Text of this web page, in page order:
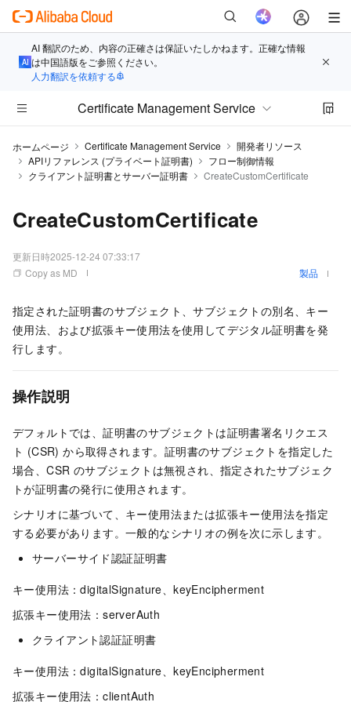
AI 翻訳のため、内容の正確さは保証いたしかねます。正確な情報
は中国語版をご参照ください。
人力翻訳を依頼する
Certificate Management Service
ホームページ Certificate Management Service
開発者リソース
APIリファレンス (プライベート証明書)
フロー制御情報
クライアント証明書とサーバー証明書
CreateCustomCertificate
CreateCustomCertificate
更新日時2025-12-24 07:33:17
Copy as MD
製品
指定された証明書のサブジェクト、サブジェクトの別名、キー
使用法、および拡張キー使用法を使用してデジタル証明書を発
行します。
操作説明
デフォルトでは、証明書のサブジェクトは証明書署名リクエス
ト (CSR) から取得されます。証明書のサブジェクトを指定した
場合、CSR のサブジェクトは無視され、指定されたサブジェク
トが証明書の発行に使用されます。
シナリオに基づいて、キー使用法または拡張キー使用法を指定
する必要があります。一般的なシナリオの例を次に示します。
サーバーサイド認証証明書
キー使用法：digitalSignature、keyEncipherment
拡張キー使用法：serverAuth
クライアント認証証明書
キー使用法：digitalSignature、keyEncipherment
拡張キー使用法：clientAuth